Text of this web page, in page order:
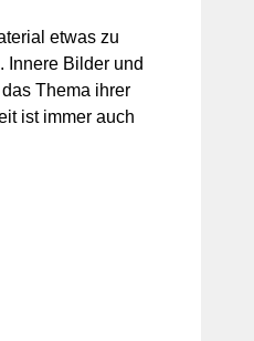
etwas zu
Innere Bilder und
Thema ihrer
ist immer auch